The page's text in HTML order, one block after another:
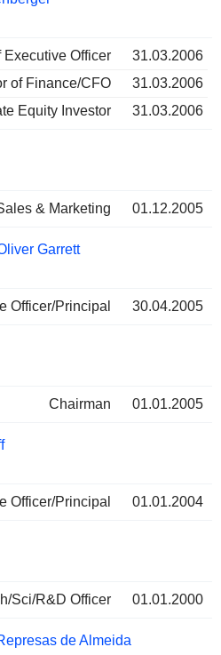
Executive Officer
31.03.2006
of Finance/CFO
31.03.2006
Equity Investor
31.03.2006
& Marketing 01.12.2005
Garrett
Officer/Principal 30.04.2005
Chairman 01.01.2005
Officer/Principal 01.01.2004
Sci/R&D Officer 01.01.2000
de Almeida